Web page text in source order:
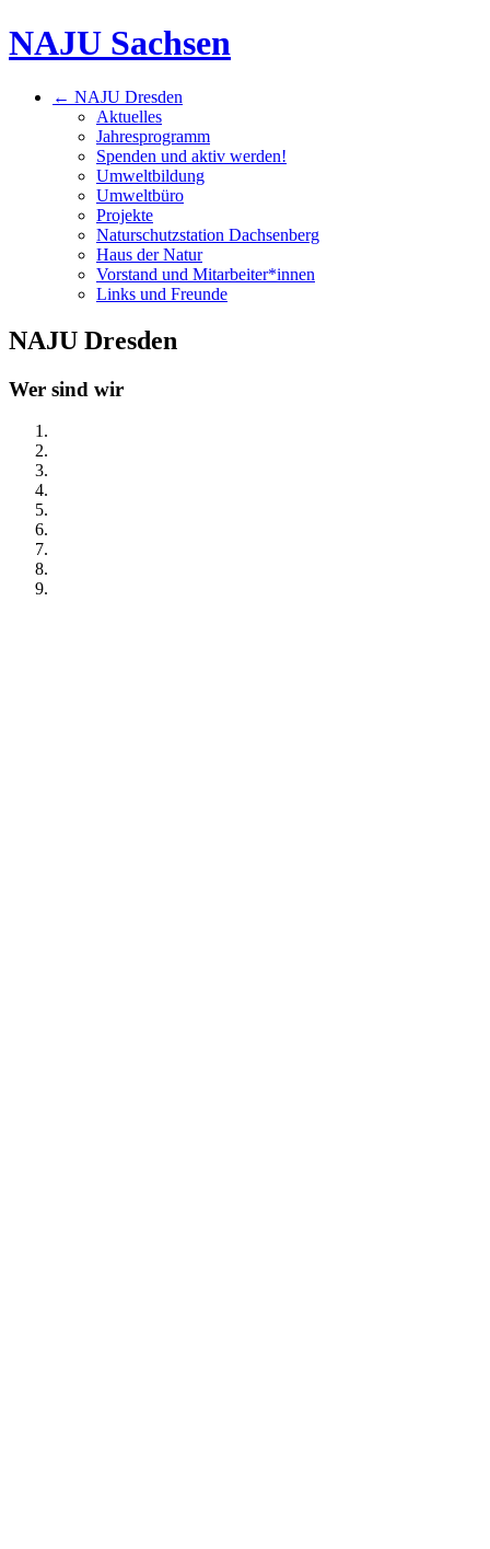
NAJU Sachsen
← NAJU Dresden
Aktuelles
Jahresprogramm
Spenden und aktiv werden!
Umweltbildung
Umweltbüro
Projekte
Naturschutzstation Dachsenberg
Haus der Natur
Vorstand und Mitarbeiter*innen
Links und Freunde
NAJU Dresden
Wer sind wir